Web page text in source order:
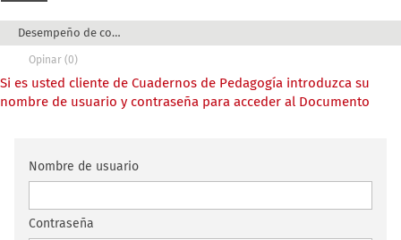
Desempeño de competencias, coenseñanza y anális...
Opinar (0)
Si es usted cliente de Cuadernos de Pedagogía introduzca su
nombre de usuario y contraseña para acceder al Documento
Nombre de usuario
Contraseña